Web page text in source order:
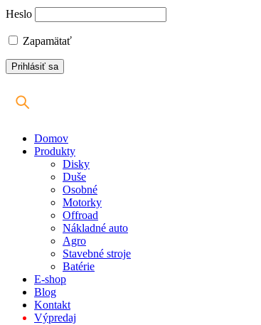
Heslo
Zapamätať
Domov
Produkty
Disky
Duše
Osobné
Motorky
Offroad
Nákladné auto
Agro
Stavebné stroje
Batérie
E-shop
Blog
Kontakt
Výpredaj